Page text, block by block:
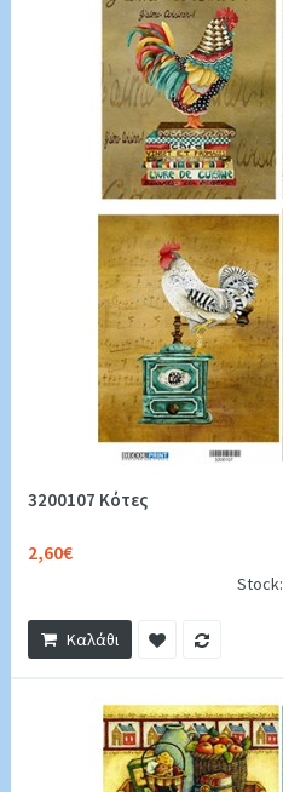
3200107 Κότες
2,60€
Stock:
Καλάθι